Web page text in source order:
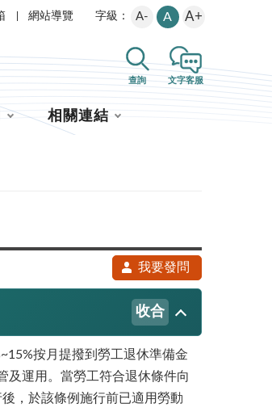
網站導覽 字級： A- A A+
查詢 文字客服
相關連結
我要發問
收合
按月提撥到勞工退休準備金
及運用。當勞工符合退休條件向
，於該條例施行前已適用勞動